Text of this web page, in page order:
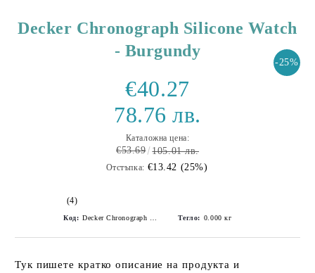
Decker Chronograph Silicone Watch
- Burgundy
-25%
€40.27
78.76 лв.
Каталожна цена:
€53.69 105.01 лв.
Отстъпка: €13.42 (25%)
(4)
Код: Тегло: 0.000 кг
Тук пишете кратко описание на продукта и